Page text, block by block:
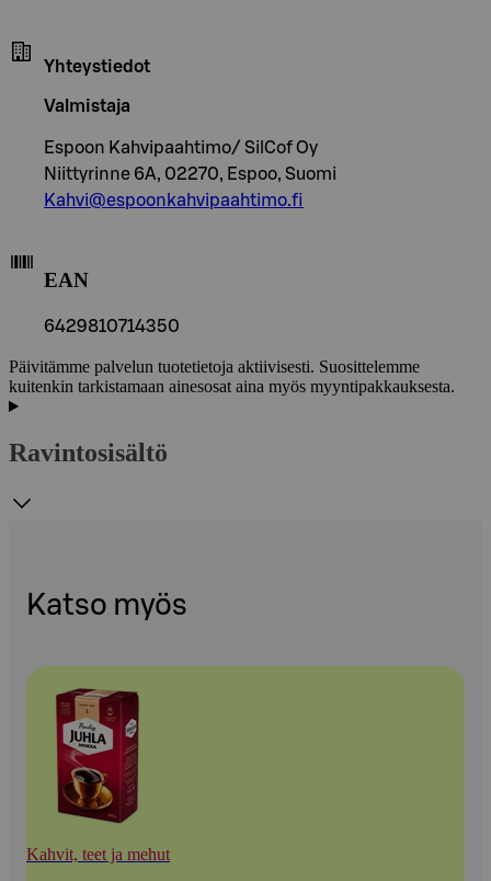
Yhteystiedot
Valmistaja
Espoon Kahvipaahtimo/ SilCof Oy
Niittyrinne 6A, 02270, Espoo, Suomi
Kahvi@espoonkahvipaahtimo.fi
EAN
6429810714350
Päivitämme palvelun tuotetietoja aktiivisesti. Suosittelemme
kuitenkin tarkistamaan ainesosat aina myös myyntipakkauksesta.
Ravintosisältö
Katso myös
Kahvit, teet ja mehut